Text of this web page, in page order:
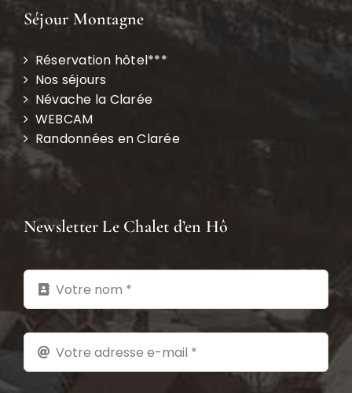
Séjour Montagne
Réservation hôtel***
Nos séjours
Névache la Clarée
WEBCAM
Randonnées en Clarée
Newsletter Le Chalet d’en Hô